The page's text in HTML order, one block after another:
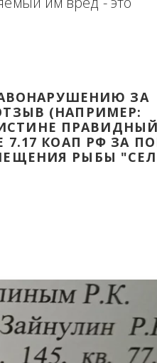
ВАШ ОТЗЫВ
ВОИСТИНЕ
7.17
ПОМЕЩЕНИЯ